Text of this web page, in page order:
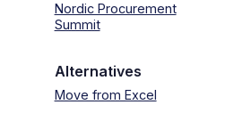
Nordic Procurement
Summit
Alternatives
Move from Excel